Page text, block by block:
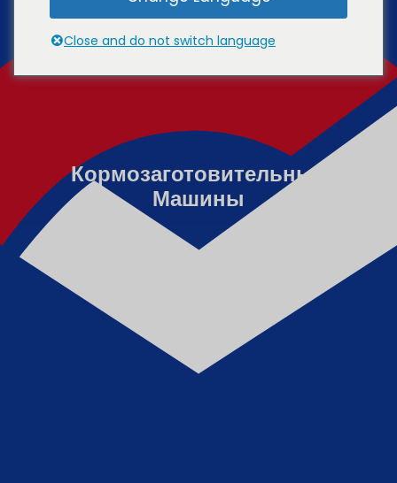
Кормозаготовительные
Машины
Close and do not switch language